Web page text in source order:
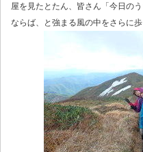
屋を見たとたん、皆さん「今日の
ならば、と強まる風の中をさらに歩